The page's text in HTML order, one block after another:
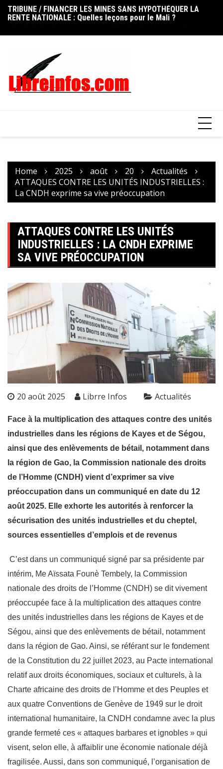
SkipUNION AFRICAINE DES TÉLÉCOMMUNICATIONS : Le Mali réélu
au Conseil d’administration de l’UAT
Home 2025 août 20
Actualités
ATTAQUES CONTRE LES UNITÉS INDUSTRIELLES :
La CNDH exprime sa vive préoccupation
ATTAQUES CONTRE LES UNITÉS
INDUSTRIELLES : LA CNDH EXPRIME
SA VIVE PRÉOCCUPATION
20 août 2025 Librre Infos Actualités
Face à la multiplication des attaques contre des unités
industrielles dans les régions de Kayes et de Ségou,
ainsi que des enlèvements de bétail, notamment dans
la région de Gao, la Commission nationale des droits
de l’Homme (CNDH) vient d’exprimer sa vive
préoccupation dans un communiqué en date du 12
août 2025. Elle exhorte les autorités à renforcer la
sécurisation des unités industrielles et du cheptel,
sources essentielles d’emplois et de revenus
C’est dans un communiqué signé par sa présidente par
intérim, Me Aïssata Founè Tembely, la Commission
nationale des droits de l’Homme (CNDH) se dit vivement
préoccupée face à la multiplication des attaques contre
des unités industrielles dans les régions de Kayes et de
Ségou, ainsi que des enlèvements de bétail, notamment
dans la région de Gao. Ainsi, se référant sur le fondement
de la Constitution du 22 juillet 2023, au Pacte international
relatif aux droits économiques, sociaux et culturels, à la
Charte africaine des droits de l’Homme et des Peuples et
aux quatre Conventions de Genève de 1949 sur le droit
international humanitaire, la CNDH condamne avec la plus
grande fermeté ces « attaques barbares et ignobles » qui
visent, selon elle, à affaiblir une économie nationale déjà
fragilisée. Aussi, dans son communiqué, l’organisation de